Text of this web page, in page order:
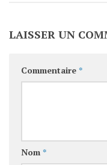
LAISSER UN
Commentaire *
Nom *